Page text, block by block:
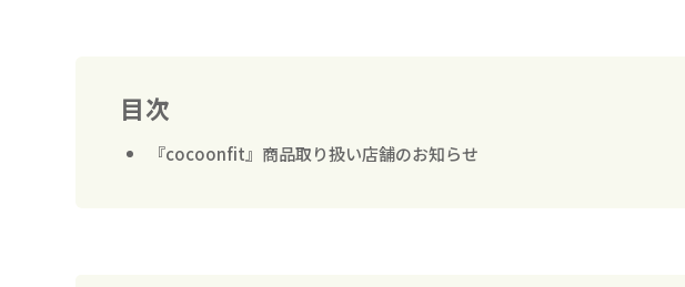
目次
『cocoonfit』商品取り扱い店舗のお知らせ